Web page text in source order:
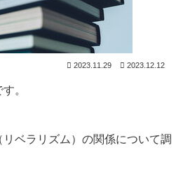
2023.11.29 2023.12.12
。
ベラリズム）の関係について調